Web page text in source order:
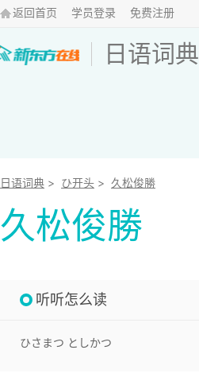
返回首页 学员登录 免费注册
日语词典
日语词典 > ひ开头 > 久松俊勝
久松俊勝
听听怎么读
ひさまつ としかつ